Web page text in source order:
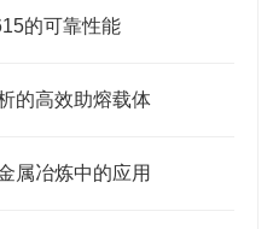
的可靠性能
的高效助熔载体
属冶炼中的应用